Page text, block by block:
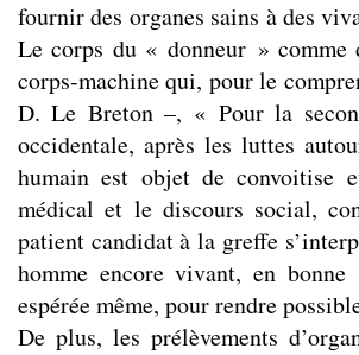
fournir des organes sains à des
Le corps du « donneur »
corps-machine qui, pour le
D. Le Breton –, « Pour la
occidentale, après les luttes
humain est objet de convoitise
médical et le discours social,
patient candidat à la greffe
homme encore vivant, en
espérée même, pour rendre
De plus, les prélèvements